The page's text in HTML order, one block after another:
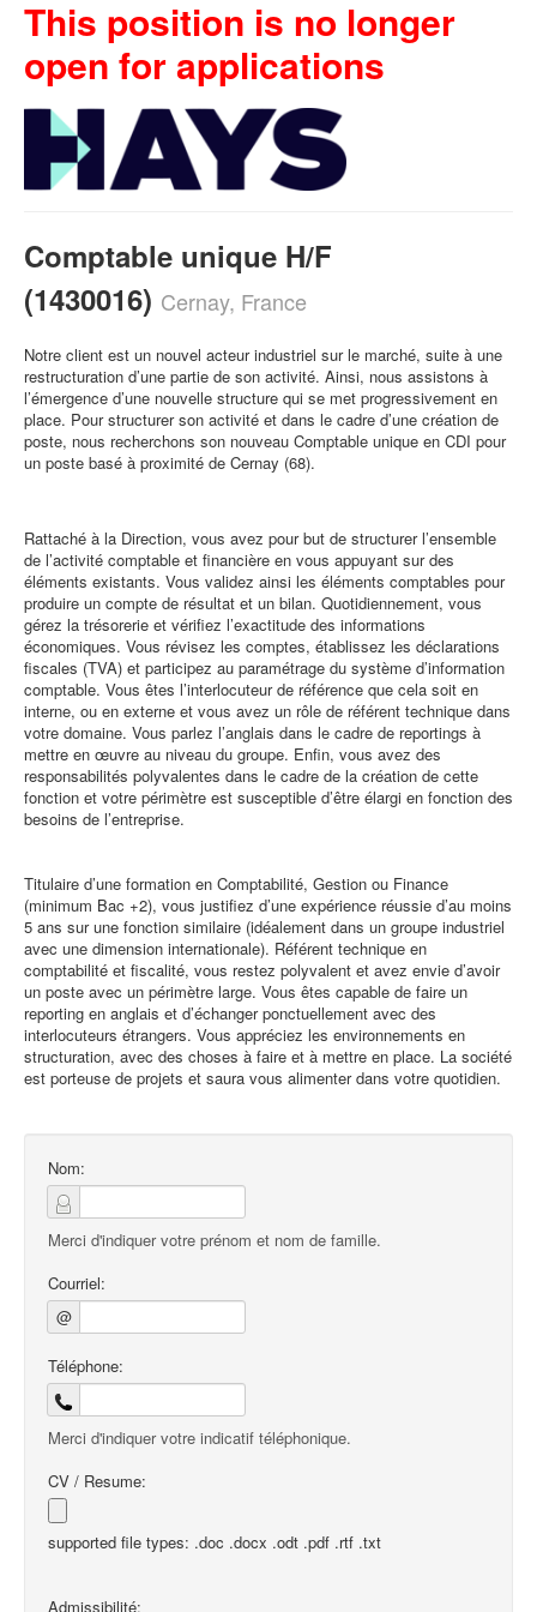
This position is no longer
open for applications
Comptable unique H/F
(1430016) Cernay, France
Notre client est un nouvel acteur industriel sur le marché, suite à une
restructuration d’une partie de son activité. Ainsi, nous assistons à
l’émergence d’une nouvelle structure qui se met progressivement en
place. Pour structurer son activité et dans le cadre d’une création de
poste, nous recherchons son nouveau Comptable unique en CDI pour
un poste basé à proximité de Cernay (68).
Rattaché à la Direction, vous avez pour but de structurer l’ensemble
de l’activité comptable et financière en vous appuyant sur des
éléments existants. Vous validez ainsi les éléments comptables pour
produire un compte de résultat et un bilan. Quotidiennement, vous
gérez la trésorerie et vérifiez l’exactitude des informations
économiques. Vous révisez les comptes, établissez les déclarations
fiscales (TVA) et participez au paramétrage du système d’information
comptable. Vous êtes l’interlocuteur de référence que cela soit en
interne, ou en externe et vous avez un rôle de référent technique dans
votre domaine. Vous parlez l’anglais dans le cadre de reportings à
mettre en œuvre au niveau du groupe. Enfin, vous avez des
responsabilités polyvalentes dans le cadre de la création de cette
fonction et votre périmètre est susceptible d’être élargi en fonction des
besoins de l’entreprise.
Titulaire d’une formation en Comptabilité, Gestion ou Finance
(minimum Bac +2), vous justifiez d’une expérience réussie d’au moins
5 ans sur une fonction similaire (idéalement dans un groupe industriel
avec une dimension internationale). Référent technique en
comptabilité et fiscalité, vous restez polyvalent et avez envie d’avoir
un poste avec un périmètre large. Vous êtes capable de faire un
reporting en anglais et d’échanger ponctuellement avec des
interlocuteurs étrangers. Vous appréciez les environnements en
structuration, avec des choses à faire et à mettre en place. La société
est porteuse de projets et saura vous alimenter dans votre quotidien.
Nom:
Merci d'indiquer votre prénom et nom de famille.
Courriel:
@
Téléphone:
Merci d'indiquer votre indicatif téléphonique.
CV / Resume:
supported file types: .doc .docx .odt .pdf .rtf .txt
Admissibilité: